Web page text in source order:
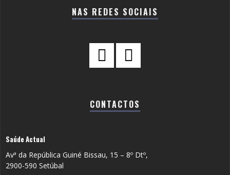
NAS REDES SOCIAIS
CONTACTOS
Saúde Actual
Avª da República Guiné Bissau, 15 – 8º Dtº,
2900-590 Setúbal